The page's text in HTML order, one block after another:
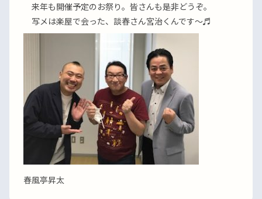
来年も開催予定のお祭り。皆さんも是非どうぞ。
写メは楽屋で会った、談春さん宮治くんです〜♬
春風亭昇太